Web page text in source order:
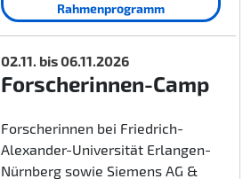
Rahmenprogramm
02.11. bis 06.11.2026
Forscherinnen-Camp
Forscherinnen bei Friedrich-
Alexander-Universität Erlangen-
Nürnberg sowie Siemens AG &